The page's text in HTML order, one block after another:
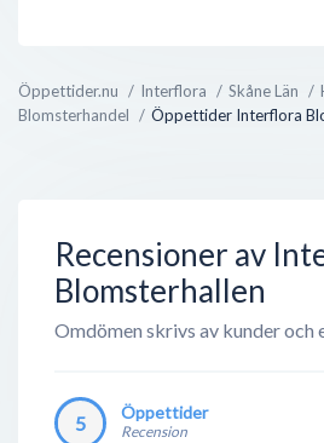
Öppettider.nu Interflora Skåne Län
Blomsterhandel
Öppettider Interflora
Recensioner av
Blomsterhallen
Omdömen skrivs av kunder och
5 Öppettider
Recension